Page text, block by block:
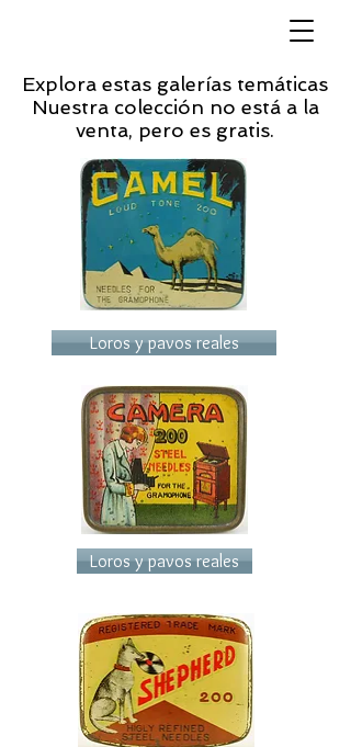
Explora estas galerías temáticas
Nuestra colección no está a la
venta, pero es gratis.
Loros y pavos reales
Loros y pavos reales